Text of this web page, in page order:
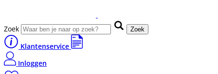
Zoek Zoek
Klantenservice
Inloggen